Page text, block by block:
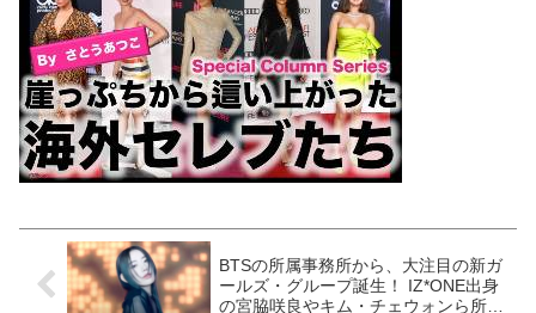
BTSの所属事務所から、大注目の新ガ
ールズ・グループ誕生！ IZ*ONE出身
の宮脇咲良やキム・チェウォンら所